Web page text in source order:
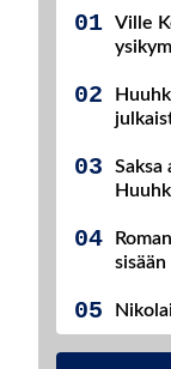
Ville
Saksa
sisään